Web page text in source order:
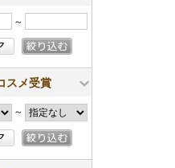
～
スメ受賞
～